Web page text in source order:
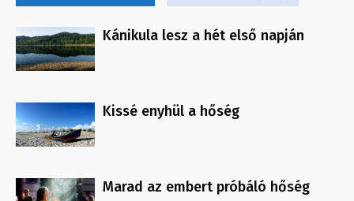
Kánikula lesz a hét első napján
Kissé enyhül a hőség
Marad az embert próbáló hőség